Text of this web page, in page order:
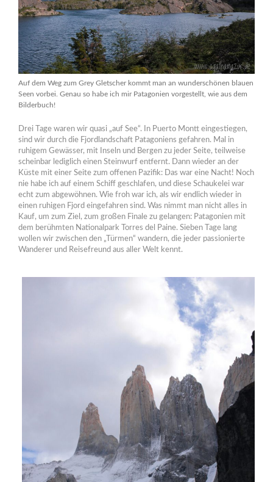
Auf dem Weg zum Grey Gletscher kommt man an wunderschönen blauen
Seen vorbei. Genau so habe ich mir Patagonien vorgestellt, wie aus dem
Bilderbuch!
Drei Tage waren wir quasi „auf See“. In Puerto Montt eingestiegen,
sind wir durch die Fjordlandschaft Patagoniens gefahren. Mal in
ruhigem Gewässer, mit Inseln und Bergen zu jeder Seite, teilweise
scheinbar lediglich einen Steinwurf entfernt. Dann wieder an der
Küste mit einer Seite zum offenen Pazifik: Das war eine Nacht! Noch
nie habe ich auf einem Schiff geschlafen, und diese Schaukelei war
echt zum abgewöhnen. Wie froh war ich, als wir endlich wieder in
einen ruhigen Fjord eingefahren sind. Was nimmt man nicht alles in
Kauf, um zum Ziel, zum großen Finale zu gelangen: Patagonien mit
dem berühmten Nationalpark Torres del Paine. Sieben Tage lang
wollen wir zwischen den „Türmen“ wandern, die jeder passionierte
Wanderer und Reisefreund aus aller Welt kennt.